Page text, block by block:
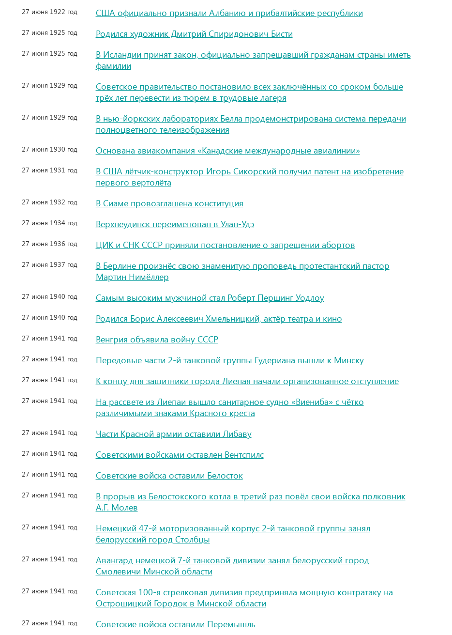
27 июня 1922 год США официально признали Албанию и прибалтийские республики
27 июня 1925 год Родился художник Дмитрий Спиридонович Бисти
27 июня 1925 год
В Исландии принят закон, официально запрещавший гражданам страны иметь
фамилии
27 июня 1929 год
Советское правительство постановило всех заключённых со сроком больше
трёх лет перевести из тюрем в трудовые лагеря
27 июня 1929 год
В нью-йоркских лабораториях Белла продемонстрирована система передачи
полноцветного телеизображения
27 июня 1930 год Основана авиакомпания «Канадские международные авиалинии»
27 июня 1931 год
В США лётчик-конструктор Игорь Сикорский получил патент на изобретение
первого вертолёта
27 июня 1932 год В Сиаме провозглашена конституция
27 июня 1934 год Верхнеудинск переименован в Улан-Удэ
27 июня 1936 год ЦИК и СНК СССР приняли постановление о запрещении абортов
27 июня 1937 год
В Берлине произнёс свою знаменитую проповедь протестантский пастор
Мартин Нимёллер
27 июня 1940 год Самым высоким мужчиной стал Роберт Першинг Уодлоу
27 июня 1940 год Родился Борис Алексеевич Хмельницкий, актёр театра и кино
27 июня 1941 год Венгрия объявила войну СССР
27 июня 1941 год Передовые части 2-й танковой группы Гудериана вышли к Минску
27 июня 1941 год К концу дня защитники города Лиепая начали организованное отступление
27 июня 1941 год
На рассвете из Лиепаи вышло санитарное судно «Виениба» с чётко
различимыми знаками Красного креста
27 июня 1941 год Части Красной армии оставили Либаву
27 июня 1941 год Советскими войсками оставлен Вентспилс
27 июня 1941 год Советские войска оставили Белосток
27 июня 1941 год
В прорыв из Белостокского котла в третий раз повёл свои войска полковник
А.Г. Молев
27 июня 1941 год
Немецкий 47-й моторизованный корпус 2-й танковой группы занял
белорусский город Столбцы
27 июня 1941 год
Авангард немецкой 7-й танковой дивизии занял белорусский город
Смолевичи Минской области
27 июня 1941 год
Советская 100-я стрелковая дивизия предприняла мощную контратаку на
Острошицкий Городок в Минской области
27 июня 1941 год Советские войска оставили Перемышль